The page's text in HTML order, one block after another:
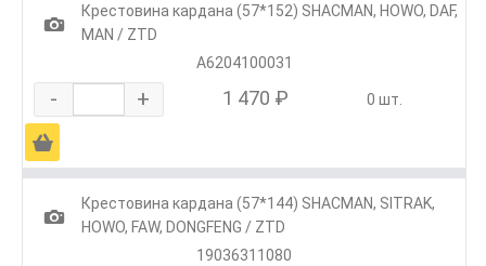
1
Крестовина кардана (57*152) SHACMAN, HOWO, DAF,
MAN / ZTD
А6204100031
- + 1 470 ₽ 0 шт.
Ä
1
Крестовина кардана (57*144) SHACMAN, SITRAK,
HOWO, FAW, DONGFENG / ZTD
19036311080